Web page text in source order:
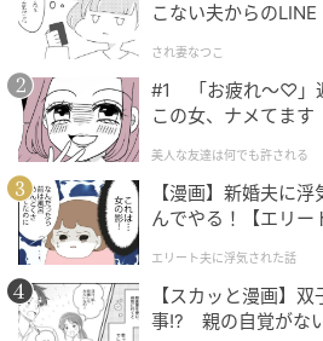
客室タイプ：ダブルルーム
室数：44室
こない夫からのLINE
され妻なつこ
#1 「お疲れ〜♡」
この女、ナメてます
美人な友達は何でも許される
【漫画】新婚夫に
んでやる！【エリー
エリート夫に浮気された話
【スカッと漫画】
事!? 親の自覚がな